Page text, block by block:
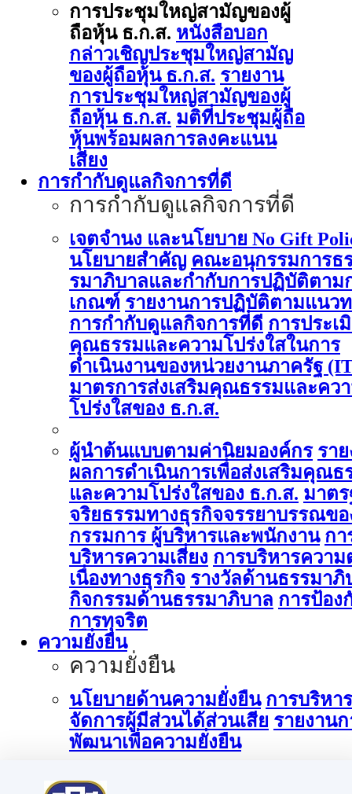
การประชุมใหญ่สามัญของผู้
ถือหุ้น ธ.ก.ส. หนังสือบอก
กล่าวเชิญประชุมใหญ่สามัญ
ของผู้ถือหุ้น ธ.ก.ส. รายงาน
การประชุมใหญ่สามัญของผู้
ถือหุ้น ธ.ก.ส. มติที่ประชุมผู้ถือ
หุ้นพร้อมผลการลงคะแนน
เสียง
การกำกับดูแลกิจการที่ดี
การกำกับดูแลกิจการที่ดี
เจตจำนง และนโยบาย No Gift
นโยบายสำคัญ คณะอนุกรรมการธ
รมาภิบาลและกำกับการปฏิบัติตาม
เกณฑ์ รายงานการปฏิบัติตามแนว
การกำกับดูแลกิจการที่ดี การประเ
คุณธรรมและความโปร่งใสในการ
ดำเนินงานของหน่วยงานภาครัฐ
มาตรการส่งเสริมคุณธรรมและคว
โปร่งใสของ ธ.ก.ส.
ผู้นำต้นแบบตามค่านิยมองค์กร รา
ผลการดำเนินการเพื่อส่งเสริมคุณธ
และความโปร่งใสของ ธ.ก.ส. มาต
จริยธรรมทางธุรกิจจรรยาบรรณขอ
กรรมการ ผู้บริหารและพนักงาน กา
บริหารความเสี่ยง การบริหารความ
เนื่องทางธุรกิจ รางวัลด้านธรรมาภิ
กิจกรรมด้านธรรมาภิบาล การป้อง
การทุจริต
ความยั่งยืน
ความยั่งยืน
นโยบายด้านความยั่งยืน การบริหาร
จัดการผู้มีส่วนได้ส่วนเสีย รายงานก
พัฒนาเพื่อความยั่งยืน
การบริหารจัดการด้านนวัตกรรม